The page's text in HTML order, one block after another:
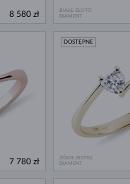
8 580 zł
BIAŁE ZŁOTO
DIAMENT
7 780 zł
ŻÓŁTE ZŁOTO
DIAMENT
DOSTĘPNE